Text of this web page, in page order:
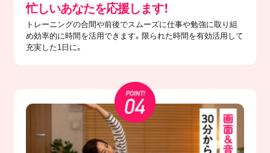
忙しいあなたを応援します！
トレーニングの合間や前後でスムーズに仕事や勉強に取り組
め効率的に時間を活用できます。限られた時間を有効活用して
充実した1日に。